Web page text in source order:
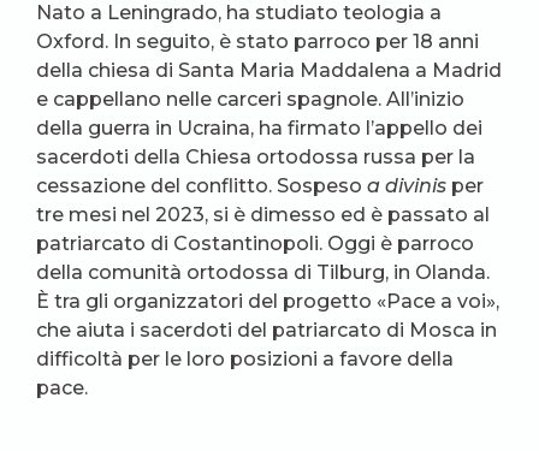
Nato a Leningrado, ha studiato teologia a
Oxford. In seguito, è stato parroco per 18 anni
della chiesa di Santa Maria Maddalena a Madrid
e cappellano nelle carceri spagnole. All’inizio
della guerra in Ucraina, ha firmato l’appello dei
sacerdoti della Chiesa ortodossa russa per la
cessazione del conflitto. Sospeso a divinis per
tre mesi nel 2023, si è dimesso ed è passato al
patriarcato di Costantinopoli. Oggi è parroco
della comunità ortodossa di Tilburg, in Olanda.
È tra gli organizzatori del progetto «Pace a voi»,
che aiuta i sacerdoti del patriarcato di Mosca in
difficoltà per le loro posizioni a favore della
pace.